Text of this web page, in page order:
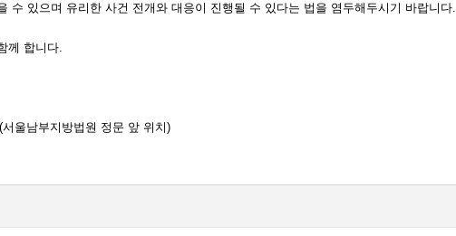
수 있으며 유리한 사건 전개와 대응이 진행될 수 있다는 법을 염두해두시기 바랍니다.
께 합니다.
울남부지방법원 정문 앞 위치)